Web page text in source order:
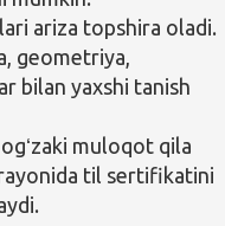
ariza topshira oladi.
geometriya,
bilan yaxshi tanish
muloqot qila
til sertifikatini